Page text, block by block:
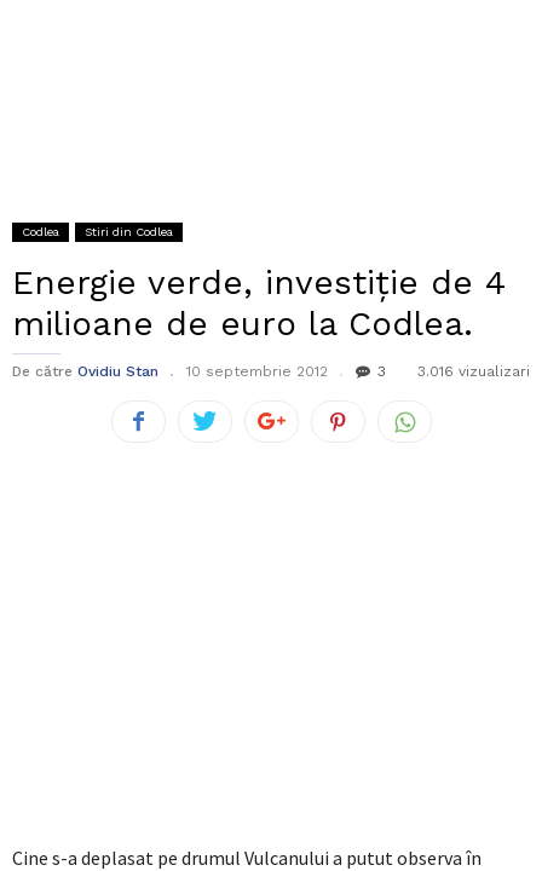
Codlea Stiri din Codlea
Energie verde, investiție de 4
milioane de euro la Codlea.
De către Ovidiu Stan 10 septembrie 2012 3 3.016 vizualizari
Cine s-a deplasat pe drumul Vulcanului a putut observa în